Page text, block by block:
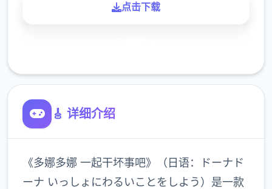
点击下载
🎸 详细介绍
《多娜多娜 一起干坏事吧》（日语：ドーナド
ーナ いっしょにわるいことをしよう）是一款